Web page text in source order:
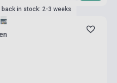
in stock: 2-3 weeks